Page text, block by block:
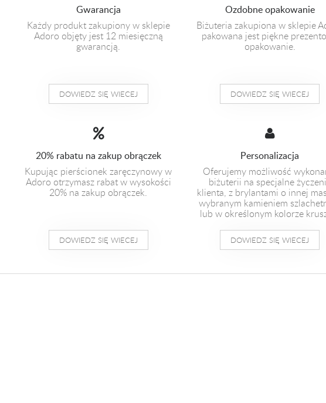
Gwarancja
Każdy produkt zakupiony w sklepie
Adoro objęty jest 12 miesięczną
gwarancją.
DOWIEDZ SIĘ WIECEJ
Ozdobne opakowanie
Biżuteria zakupiona w sklepie
pakowana jest piękne
opakowanie.
DOWIEDZ SIĘ WIECEJ
20% rabatu na zakup obrączek
Kupując pierścionek zaręczynowy w
Adoro otrzymasz rabat w wysokości
20% na zakup obrączek.
DOWIEDZ SIĘ WIECEJ
Personalizacja
Oferujemy możliwość
biżuterii na specjalne
klienta, z brylantami o innej
wybranym kamieniem
lub w określonym kolorze
DOWIEDZ SIĘ WIECEJ